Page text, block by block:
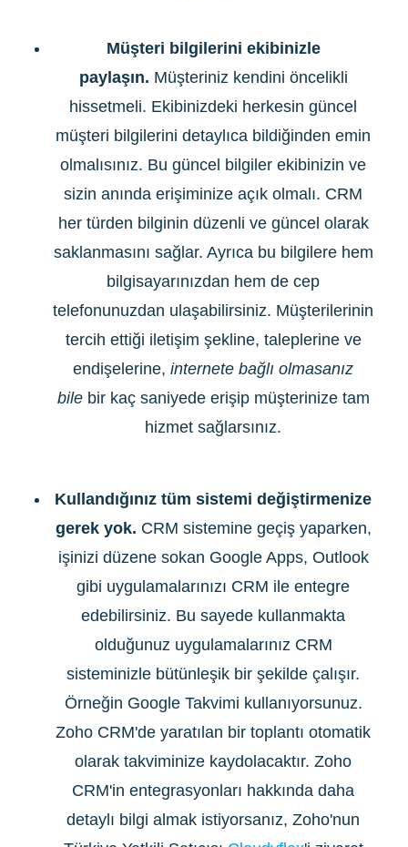
Müşteri bilgilerini ekibinizle
paylaşın. Müşteriniz kendini öncelikli
hissetmeli. Ekibinizdeki herkesin güncel
müşteri bilgilerini detaylıca bildiğinden emin
olmalısınız. Bu güncel bilgiler ekibinizin ve
sizin anında erişiminize açık olmalı. CRM
her türden bilginin düzenli ve güncel olarak
saklanmasını sağlar. Ayrıca bu bilgilere hem
bilgisayarınızdan hem de cep
telefonunuzdan ulaşabilirsiniz. Müşterilerinin
tercih ettiği iletişim şekline, taleplerine ve
endişelerine, internete bağlı olmasanız
bilebir kaç saniyede erişip müşterinize tam
hizmet sağlarsınız.
Kullandığınız tüm sistemi değiştirmenize
gerek yok. CRM sistemine geçiş yaparken,
işinizi düzene sokan Google Apps, Outlook
gibi uygulamalarınızı CRM ile entegre
edebilirsiniz. Bu sayede kullanmakta
olduğunuz uygulamalarınız CRM
sisteminizle bütünleşik bir şekilde çalışır.
Örneğin Google Takvimi kullanıyorsunuz.
Zoho CRM'de yaratılan bir toplantı otomatik
olarak takviminize kaydolacaktır. Zoho
CRM'in entegrasyonları hakkında daha
detaylı bilgi almak istiyorsanız, Zoho'nun